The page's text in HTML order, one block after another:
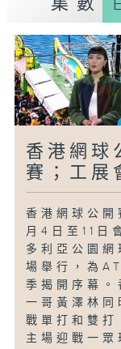
香港網球
賽；工展
香港網球公開
月4日至11日
多利亞公園網
場舉行，為
季揭開序幕。
一哥黃澤林同
戰單打和雙打
主場迎戰一眾